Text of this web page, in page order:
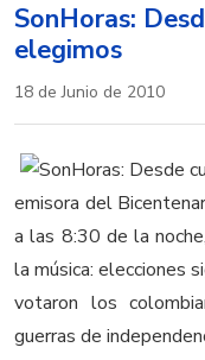
SonHoras:
elegimos
18 de Junio de 2010
emisora del
a las 8:30 de la
la música: elecciones
votaron los
guerras de